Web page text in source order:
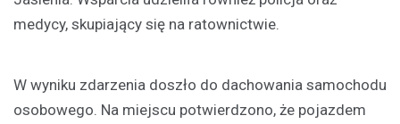
medycy, skupiający się na ratownictwie.
W wyniku zdarzenia doszło do dachowania samochodu
osobowego. Na miejscu potwierdzono, że pojazdem